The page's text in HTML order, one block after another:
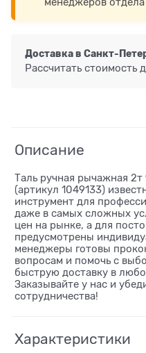
менеджеров
Доставка в Санкт-
Рассчитать стоимость
Описание
Таль ручная рычажная 2т
(артикул 1049133)
инструмент для
даже в самых сложных
цен на рынке, а для
предусмотрены
менеджеры готовы
вопросам и помочь с
быструю доставку в
Заказывайте у нас и
сотрудничества!
Характеристики